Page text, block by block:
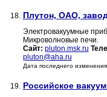
18. Плутон, ОАО,
Электровакуумные
Микроволновые печи.
Сайт: pluton.msk.ru
pluton@aha.ru
Дата последнего
19. Российское